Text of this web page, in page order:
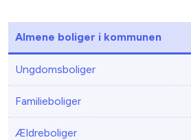
Almene boliger i kommunen
Ungdomsboliger
Familieboliger
Ældreboliger